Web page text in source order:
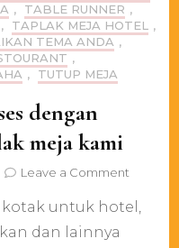
, TABLE RUNNER ,
, TAPLAK MEJA HOTEL
,
TEMA ANDA ,
,
, TUTUP MEJA
dengan
meja kami
Leave a Commenton
anda
untuk hotel,
dan lainnya